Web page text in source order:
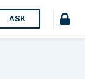
ASK